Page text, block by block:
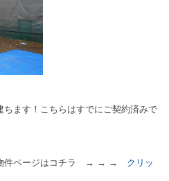
ます！こちらはすでにご契約済みで
物件ページはコチラ → → → クリッ